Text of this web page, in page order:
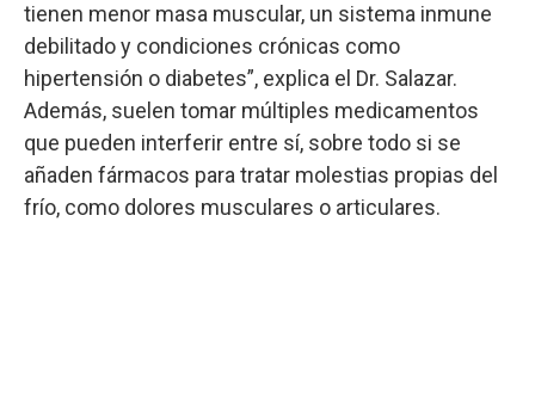
tienen menor masa muscular, un sistema inmune
debilitado y condiciones crónicas como
hipertensión o diabetes”, explica el Dr. Salazar.
Además, suelen tomar múltiples medicamentos
que pueden interferir entre sí, sobre todo si se
añaden fármacos para tratar molestias propias del
frío, como dolores musculares o articulares.